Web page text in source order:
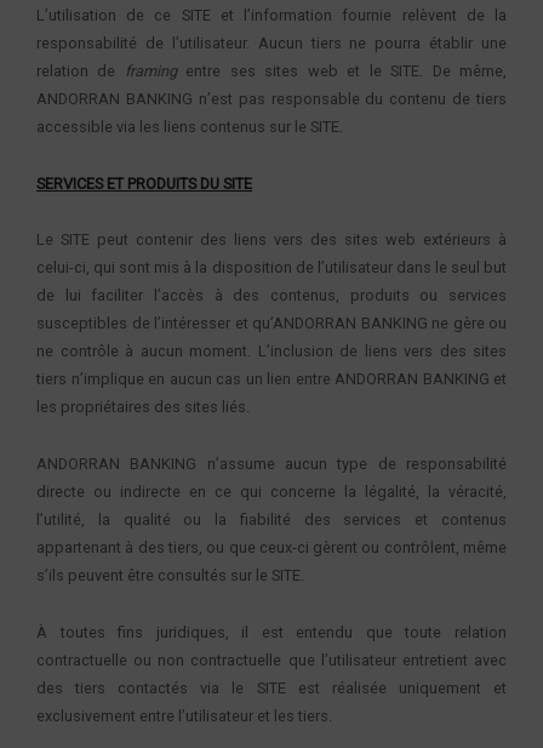
L’utilisation de ce SITE et l’information fournie relèvent de la
responsabilité de l’utilisateur. Aucun tiers ne pourra établir une
relation de
framingentre ses sites web et le SITE. De même,
ANDORRAN BANKING n’est pas responsable du contenu de tiers
accessible via les liens contenus sur le SITE.
SERVICES ET PRODUITS DU SITE
Le SITE peut contenir des liens vers des sites web extérieurs à
celui-ci, qui sont mis à la disposition de l’utilisateur dans le seul but
de lui faciliter l’accès à des contenus, produits ou services
susceptibles de l’intéresser et qu’ANDORRAN BANKING ne gère ou
ne contrôle à aucun moment. L’inclusion de liens vers des sites
tiers n’implique en aucun cas un lien entre ANDORRAN BANKING et
les propriétaires des sites liés.
ANDORRAN BANKING n’assume aucun type de responsabilité
directe ou indirecte en ce qui concerne la légalité, la véracité,
l’utilité, la qualité ou la fiabilité des services et contenus
appartenant à des tiers, ou que ceux-ci gèrent ou contrôlent, même
s’ils peuvent être consultés sur le SITE.
À toutes fins juridiques, il est entendu que toute relation
contractuelle ou non contractuelle que l’utilisateur entretient avec
des tiers contactés via le SITE est réalisée uniquement et
exclusivement entre l’utilisateur et les tiers.